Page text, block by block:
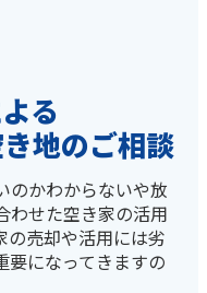
る
地のご相談
のかわからないや放
わせた空き家の活用
の売却や活用には劣
要になってきますの